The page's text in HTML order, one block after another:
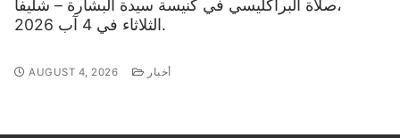
صلاة البراكليسي في كنيسة سيدة البشارة – شليفا،
الثلاثاء في 4 آب 2026.
AUGUST 4, 2026 أخبار